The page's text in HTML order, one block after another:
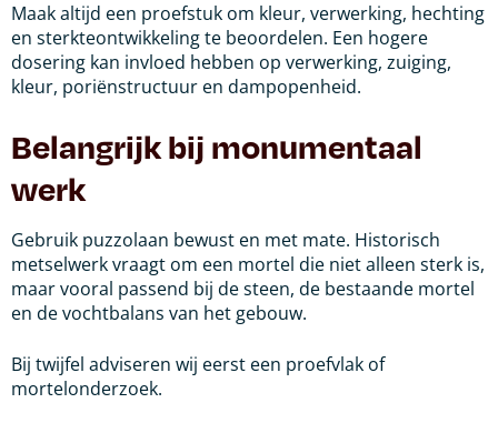
Maak altijd een proefstuk om kleur, verwerking, hechting
en sterkteontwikkeling te beoordelen. Een hogere
dosering kan invloed hebben op verwerking, zuiging,
kleur, poriënstructuur en dampopenheid.
Belangrijk bij monumentaal
werk
Gebruik puzzolaan bewust en met mate. Historisch
metselwerk vraagt om een mortel die niet alleen sterk is,
maar vooral passend bij de steen, de bestaande mortel
en de vochtbalans van het gebouw.
Bij twijfel adviseren wij eerst een proefvlak of
mortelonderzoek.